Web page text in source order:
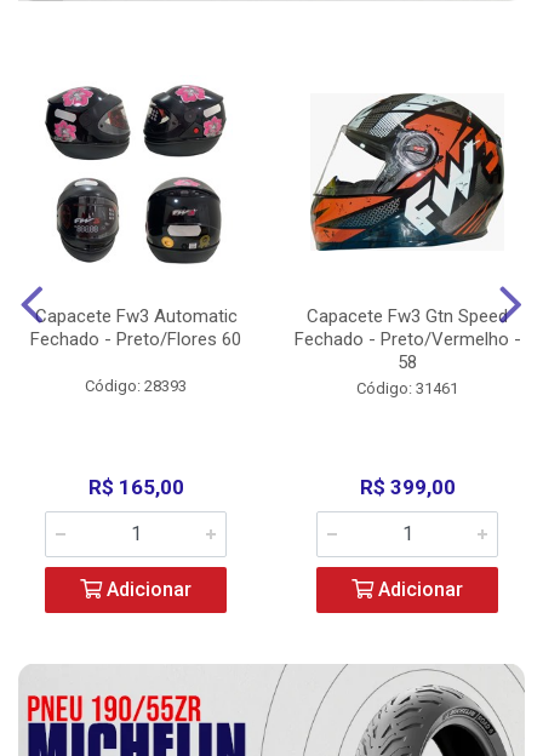
Capacete Fw3 Automatic
Fechado - Preto/Flores 60
Código: 28393
R$ 165,00
Adicionar
Capacete Fw3 Gtn Speed
Fechado - Preto/Vermelho -
58
Código: 31461
R$ 399,00
Adicionar